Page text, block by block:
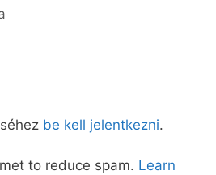
be kell jelentkezni.
to reduce spam. Learn